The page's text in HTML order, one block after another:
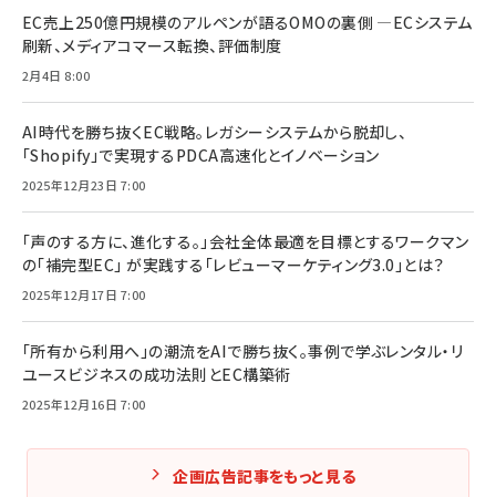
EC売上250億円規模のアルペンが語るOMOの裏側 ―ECシステム
刷新、メディアコマース転換、評価制度
2月4日 8:00
AI時代を勝ち抜くEC戦略。レガシーシステムから脱却し、
「Shopify」で実現するPDCA高速化とイノベーション
2025年12月23日 7:00
「声のする方に、進化する。」会社全体最適を目標とするワークマン
の「補完型EC」 が実践する「レビューマーケティング3.0」とは？
2025年12月17日 7:00
「所有から利用へ」の潮流をAIで勝ち抜く。事例で学ぶレンタル・リ
ユースビジネスの成功法則とEC構築術
2025年12月16日 7:00
企画広告記事をもっと見る